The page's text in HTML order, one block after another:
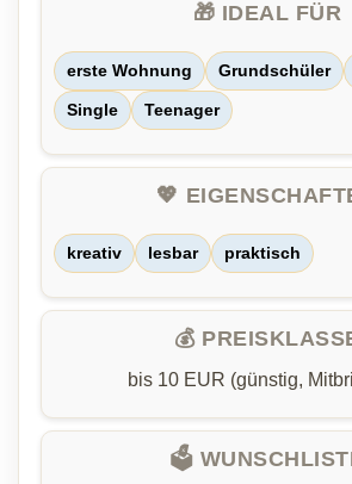
🎁 IDEAL FÜR
erste Wohnung Grundschüler
Single Teenager
💖
kreativ lesbar praktisch
💰
bis 10 EUR (günstig,
🗳️